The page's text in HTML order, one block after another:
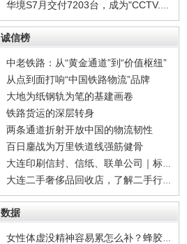
华境S7月交付7203台，成为"CCTV.家庭智能出行
诚信榜
中老铁路：从“黄金通道”到“价值枢纽”
从点到面打响“中国铁路物流”品牌
大地为纸钢轨为笔的基建画卷
铁路货运的深层转身
两条通道折射开放中国的物流韧性
百日鏖战为万里铁道线强筋健骨
大连印刷信封、信纸、联单公司｜标准公文信封
大连二手奢侈品回收店，了解二手行情再出手，
数据
女性体虚没精神容易累怎么补？蜂胶调理容易疲